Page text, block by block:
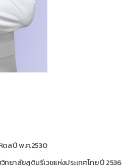
ล ปี พ.ศ.2530
ยาลัยสูตินรีเวชแห่งประเทศไทย ปี 2536